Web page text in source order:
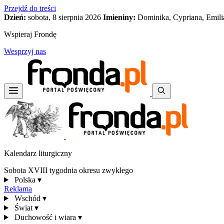
Przejdź do treści
Dzień: sobota, 8 sierpnia 2026 Imieniny: Dominika, Cypriana,
Wspieraj Frondę
Wesprzyj nas
Kalendarz liturgiczny
Sobota XVIII tygodnia okresu zwykłego
Polska ▾
Reklama
Wschód ▾
Świat ▾
Duchowość i wiara ▾